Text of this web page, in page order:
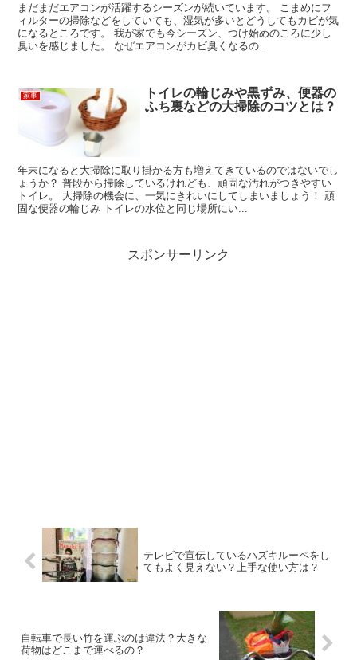
まだまだエアコンが活躍するシーズンが続いています。 こまめにフ
ィルターの掃除などをしていても、湿気が多いとどうしてもカビが気
になるところです。 我が家でも今シーズン、つけ始めのころに少し
臭いを感じました。 なぜエアコンがカビ臭くなるの...
家事
トイレの輪じみや黒ずみ、便器の
ふち裏などの大掃除のコツとは？
年末になると大掃除に取り掛かる方も増えてきているのではないでし
ょうか？ 普段から掃除しているけれども、頑固な汚れがつきやすい
トイレ。 大掃除の機会に、一気にきれいにしてしまいましょう！ 頑
固な便器の輪じみ トイレの水位と同じ場所にい...
スポンサーリンク
テレビで宣伝しているハズキルーペをし
てもよく見えない？上手な使い方は？
自転車で長い竹を運ぶのは違法？大きな
荷物はどこまで運べるの？